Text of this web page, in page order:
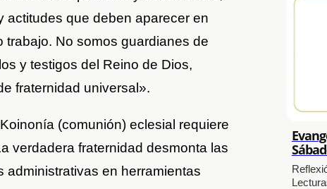
actitudes que deben aparecer en
trabajo. No somos guardianes de
y testigos del Reino de Dios,
fraternidad universal».
(comunión) eclesial requiere
verdadera fraternidad desmonta las
administrativas en herramientas